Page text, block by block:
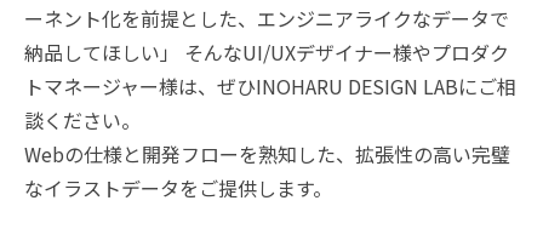
ーネント化を前提とした、エンジニアライクなデータで
納品してほしい」 そんなUI/UXデザイナー様やプロダク
トマネージャー様は、ぜひINOHARU DESIGN LABにご相
談ください。
Webの仕様と開発フローを熟知した、拡張性の高い完璧
なイラストデータをご提供します。